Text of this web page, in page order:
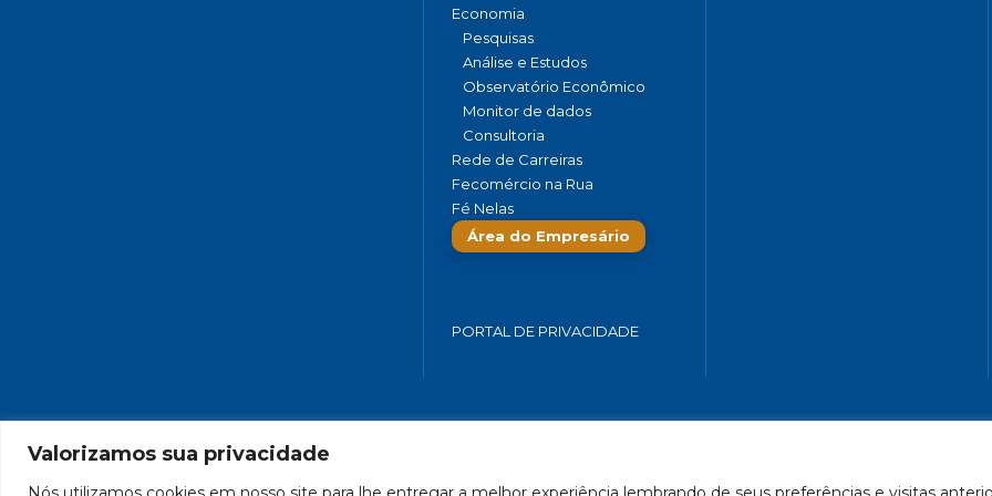
Valorizamos sua privacidade
Economia
Pesquisas
Análise e Estudos
Observatório Econômico
Monitor de dados
Consultoria
Rede de Carreiras
Fecomércio na Rua
Fé Nelas
Área do Empresário
PORTAL DE PRIVACIDADE
FEDERAÇÃO DO COMÉRCIO DE BENS, SERVIÇOS E TURISMO DO ESTADO DE MINAS GERAIS –
Feito por Célula 21